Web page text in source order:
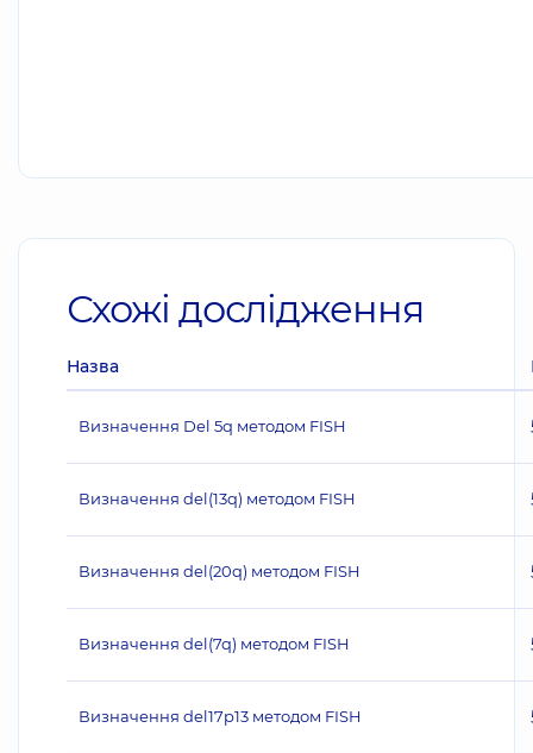
Схожі дослідження
Назва
Визначення Del 5q методом FISH
Визначення del(13q) методом FISH
Визначення del(20q) методом FISH
Визначення del(7q) методом FISH
Визначення del17p13 методом FISH